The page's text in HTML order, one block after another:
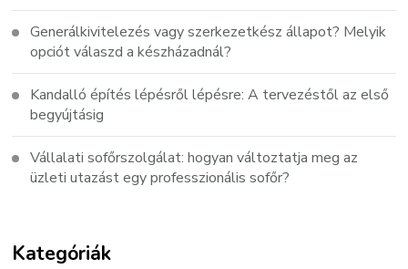
Generálkivitelezés vagy szerkezetkész állapot? Melyik
opciót válaszd a készházadnál?
Kandalló építés lépésről lépésre: A tervezéstől az első
begyújtásig
Vállalati sofőrszolgálat: hogyan változtatja meg az
üzleti utazást egy professzionális sofőr?
Kategóriák